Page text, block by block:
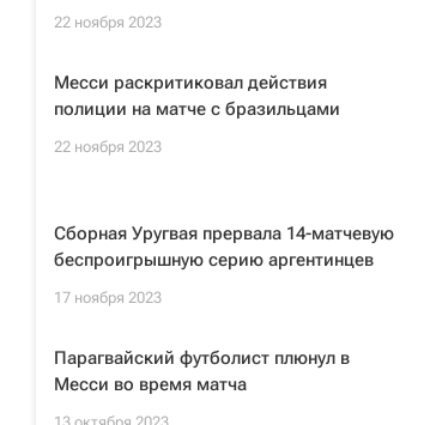
22 ноября 2023
Месси раскритиковал действия
полиции на матче с бразильцами
22 ноября 2023
Сборная Уругвая прервала 14-матчевую
беспроигрышную серию аргентинцев
17 ноября 2023
Парагвайский футболист плюнул в
Месси во время матча